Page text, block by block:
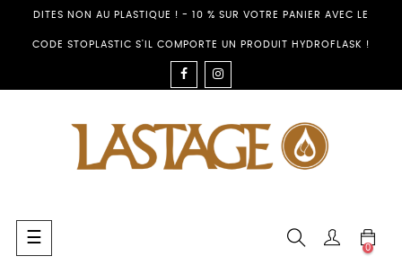
DITES NON AU PLASTIQUE ! - 10 % SUR VOTRE PANIER AVEC LE
CODE STOPLASTIC S'IL COMPORTE UN PRODUIT HYDROFLASK !
FACEBOOK
Toggle
navigation
☰
0